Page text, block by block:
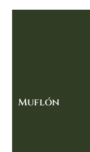
Muflón